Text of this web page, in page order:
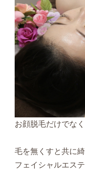
お顔脱毛だけでな
毛を無くすと共に
フェイシャルエス